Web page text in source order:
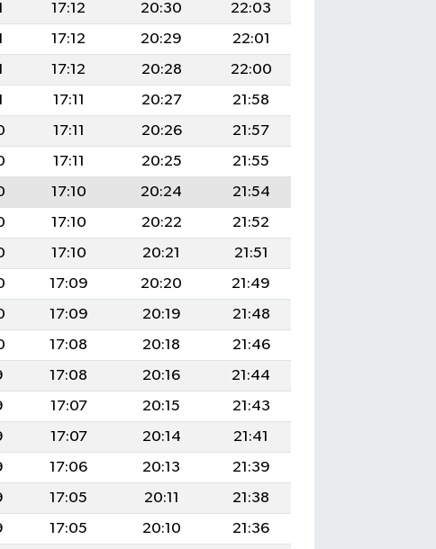
17:12 20:30
22:03
17:12 20:29
22:01
17:12 20:28
22:00
17:11 20:27
21:58
17:11 20:26
21:57
17:11 20:25
21:55
17:10 20:24
21:54
17:10 20:22
21:52
17:10 20:21
21:51
17:09 20:20
21:49
17:09 20:19
21:48
17:08 20:18
21:46
17:08 20:16
21:44
17:07 20:15
21:43
17:07 20:14
21:41
17:06 20:13
21:39
17:05 20:11
21:38
17:05 20:10
21:36